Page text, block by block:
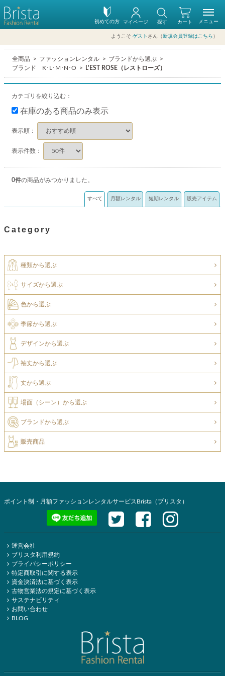
初めての方 カート
マイページ 探す
ようこそ ゲスト さん（新規会員登録はこちら ）
メニュー
全商品 ファッションレンタル
ブランドから選ぶ
ブランド K･L･M･N･O
L'EST ROSE（レストローズ）
カテゴリを絞り込む：
在庫のある商品のみ表示
表示順：
表示件数：
0件の商品がみつかりました。
すべて 月額レンタル 短期レンタル 販売アイテム
Category
種類から選ぶ
サイズから選ぶ
色から選ぶ
季節から選ぶ
デザインから選ぶ
袖丈から選ぶ
丈から選ぶ
場面（シーン）から選ぶ
ブランドから選ぶ
販売商品
ポイント制・月額ファッションレンタルサービスBrista（ブリスタ）
運営会社
ブリスタ利用規約
プライバシーポリシー
特定商取引に関する表示
資金決済法に基づく表示
古物営業法の規定に基づく表示
サステナビリティ
お問い合わせ
BLOG